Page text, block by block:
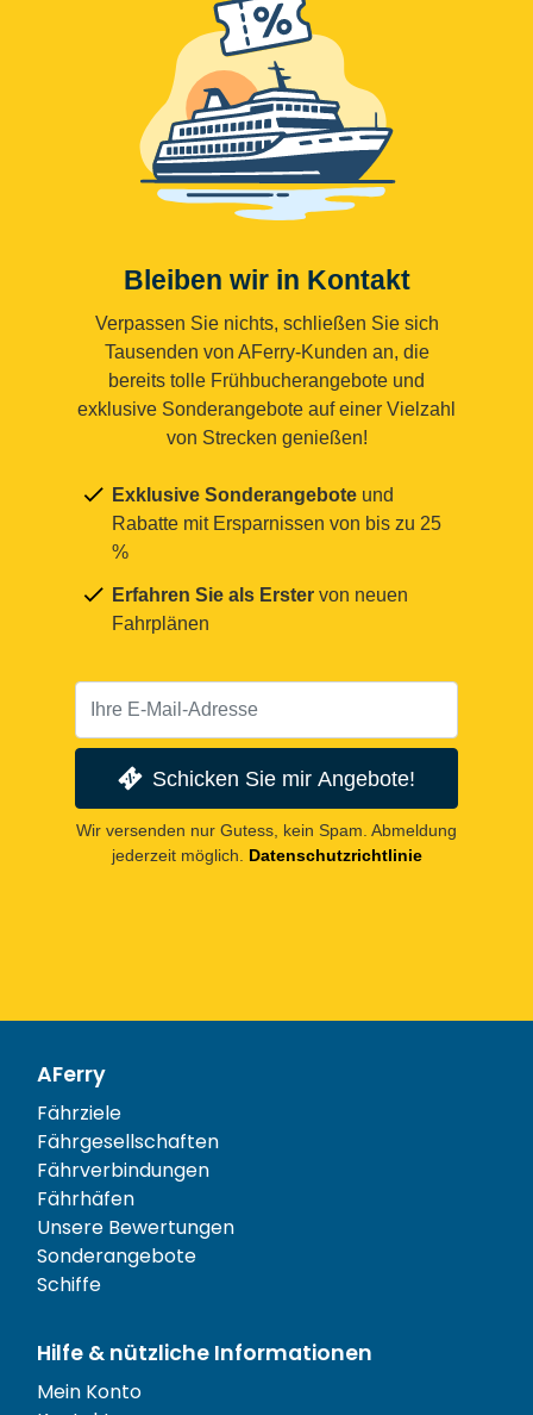
Bleiben wir in Kontakt
Verpassen Sie nichts, schließen Sie sich
Tausenden von AFerry-Kunden an, die
bereits tolle Frühbucherangebote und
exklusive Sonderangebote auf einer Vielzahl
von Strecken genießen!
Exklusive Sonderangebote und
Rabatte mit Ersparnissen von bis zu 25
%
Erfahren Sie als Erster von neuen
Fahrplänen
Schicken Sie mir Angebote!
Wir versenden nur Gutess, kein Spam. Abmeldung
jederzeit möglich.
Datenschutzrichtlinie
AFerry
Fährziele
Fährgesellschaften
Fährverbindungen
Fährhäfen
Unsere Bewertungen
Sonderangebote
Schiffe
Hilfe & nützliche Informationen
Mein Konto